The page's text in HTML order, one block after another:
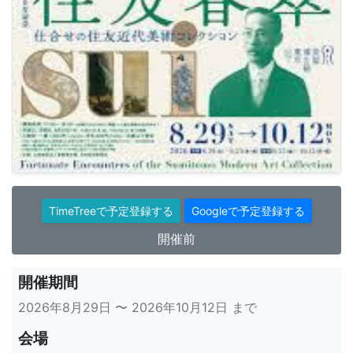
TimeTreeで予定登録する Googleで予定登録する
開催前
開催期間
2026年8月29日 〜 2026年10月12日 まで
会場